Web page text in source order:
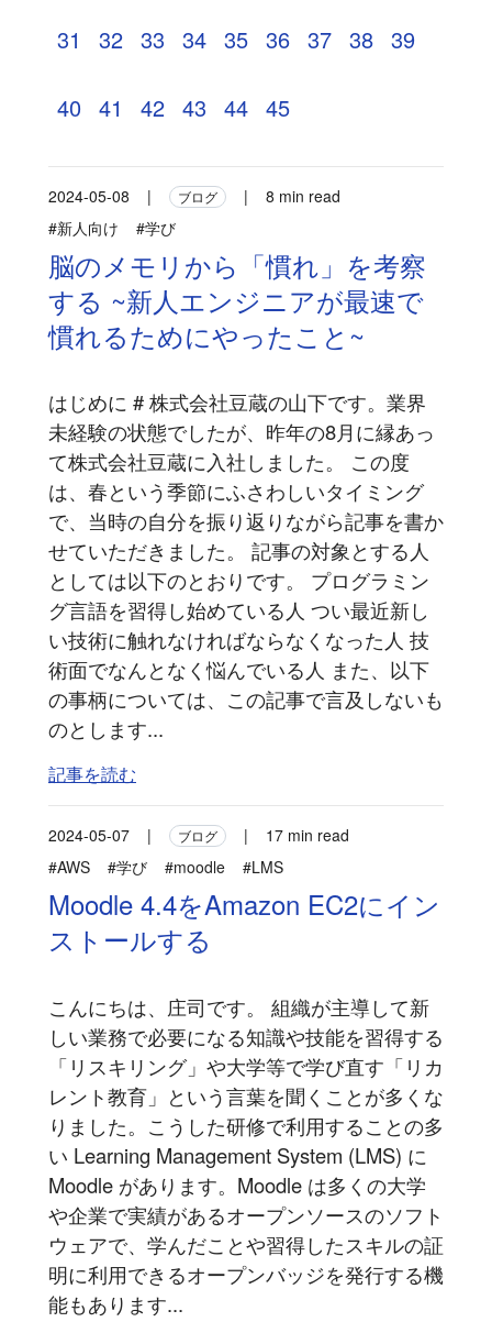
31 32 33 34 35 36 37 38 39
40 41 42 43 44 45
2024-05-08 | ブログ |
8 min read
#新人向け
#学び
脳のメモリから「慣れ」を考察
する ~新人エンジニアが最速で
慣れるためにやったこと~
はじめに # 株式会社豆蔵の山下です。業界
未経験の状態でしたが、昨年の8月に縁あっ
て株式会社豆蔵に入社しました。 この度
は、春という季節にふさわしいタイミング
で、当時の自分を振り返りながら記事を書か
せていただきました。 記事の対象とする人
としては以下のとおりです。 プログラミン
グ言語を習得し始めている人 つい最近新し
い技術に触れなければならなくなった人 技
術面でなんとなく悩んでいる人 また、以下
の事柄については、この記事で言及しないも
のとします...
記事を読む
2024-05-07 | ブログ |
17 min read
#AWS
#学び #moodle #LMS
Moodle 4.4をAmazon EC2にイン
ストールする
こんにちは、庄司です。 組織が主導して新
しい業務で必要になる知識や技能を習得する
「リスキリング」や大学等で学び直す「リカ
レント教育」という言葉を聞くことが多くな
りました。こうした研修で利用することの多
い Learning Management System (LMS) に
Moodle があります。Moodle は多くの大学
や企業で実績があるオープンソースのソフト
ウェアで、学んだことや習得したスキルの証
明に利用できるオープンバッジを発行する機
能もあります...